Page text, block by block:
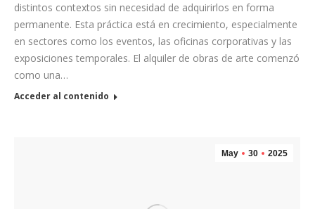
distintos contextos sin necesidad de adquirirlos en forma
permanente. Esta práctica está en crecimiento, especialmente
en sectores como los eventos, las oficinas corporativas y las
exposiciones temporales. El alquiler de obras de arte comenzó
como una…
Acceder al contenido
May 30 2025